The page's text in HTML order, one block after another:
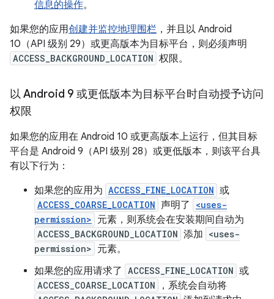
信息的操作。
如果您的应用创建并监控地理围栏 ，并且以 Android
10（API 级别 29）或更高版本为目标平台，则必须声明
ACCESS_BACKGROUND_LOCATION 权限。
以 Android 9 或更低版本为目标平台时自动授予访问
权限
如果您的应用在 Android 10 或更高版本上运行，但其目标
平台是 Android 9（API 级别 28）或更低版本，则该平台具
有以下行为：
如果您的应用为 ACCESS_FINE_LOCATION 或
ACCESS_COARSE_LOCATION 声明了
<uses-
permission> 元素，则系统会在安装期间自动为
ACCESS_BACKGROUND_LOCATION 添加 <uses-
permission> 元素。
如果您的应用请求了 ACCESS_FINE_LOCATION 或
ACCESS_COARSE_LOCATION ，系统会自动将